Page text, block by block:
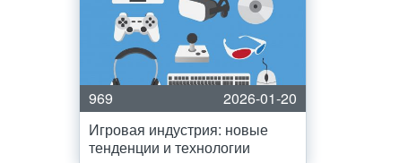
969
2026-01-20
Игровая индустрия: новые
тенденции и технологии